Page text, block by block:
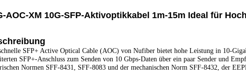
AOC-XM 10G-SFP-Aktivoptikkabel 1m-15m Ideal für
SFP+ Active Optical Cable (AOC) von Nufiber bietet hohe Leistung in 10-
SFP+-Anschluss zum Senden von 10 Gbps-Daten über ein paar Sender und
Normen SFF-8431, SFF-8083 und der mechanischen Norm SFF-8432, der